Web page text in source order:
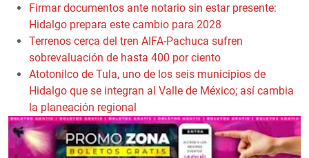
Firmar documentos ante notario sin estar presente:
Hidalgo prepara este cambio para 2028
Terrenos cerca del tren AIFA-Pachuca sufren
sobrevaluación de hasta 400 por ciento
Atotonilco de Tula, uno de los seis municipios de
Hidalgo que se integran al Valle de México; así cambia
la planeación regional